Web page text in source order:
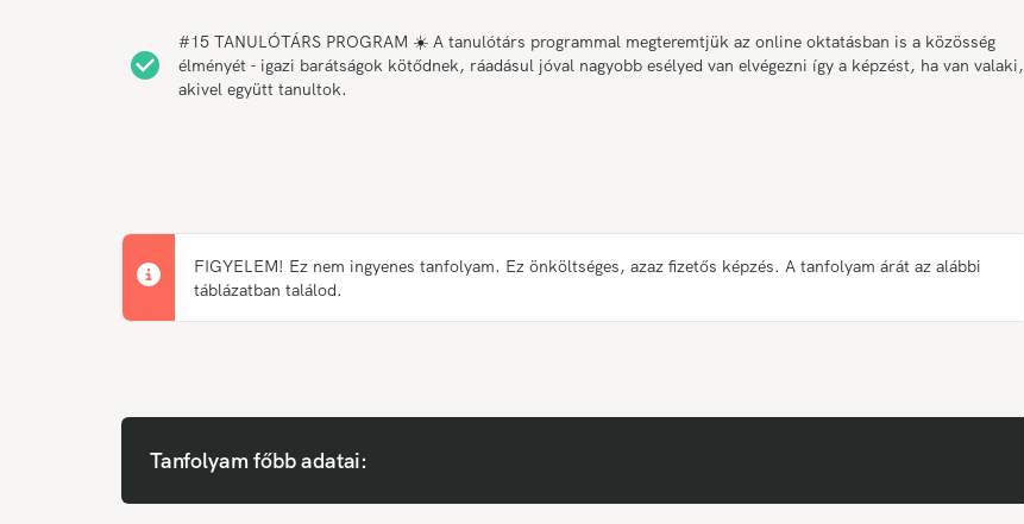
#15 TANULÓTÁRS PROGRAM ☀️ A tanulótárs programmal megteremtjük az online oktatásban is a közösség
élményét - igazi barátságok kötődnek, ráadásul jóval nagyobb esélyed van elvégezni így a képzést, ha van valaki,
akivel együtt tanultok.
FIGYELEM! Ez nem ingyenes tanfolyam. Ez önköltséges, azaz fizetős képzés. A tanfolyam árát az alábbi
táblázatban találod.
Tanfolyam főbb adatai: